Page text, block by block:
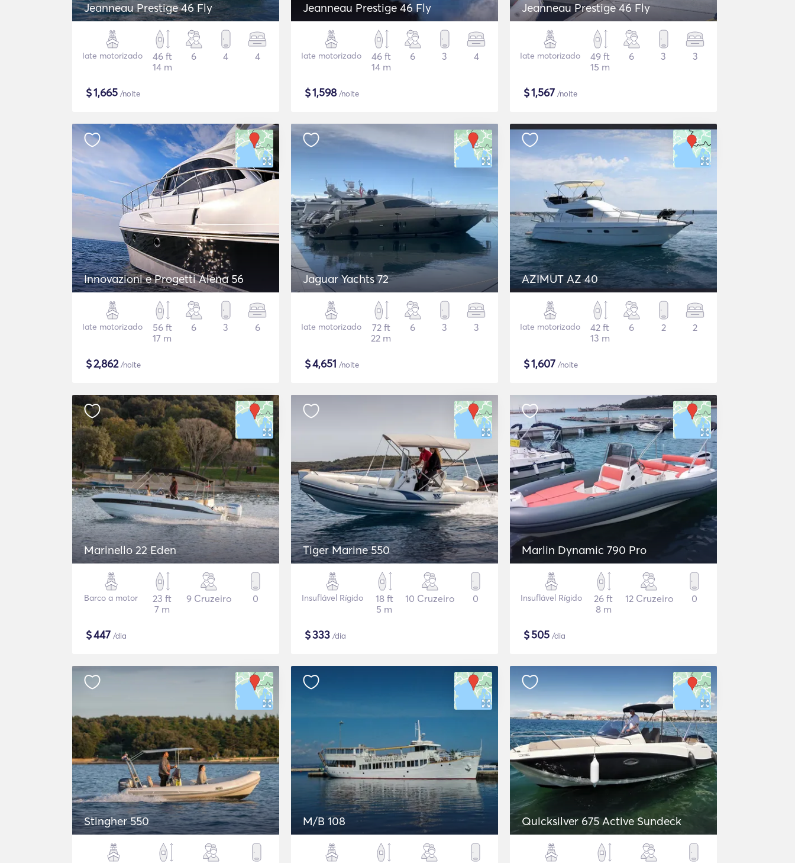
Jeanneau Prestige 46 Fly
Iate motorizado
46 ft
14 m
6 4 4
$1,665 /noite
Jeanneau Prestige 46 Fly
Iate motorizado
46 ft
14 m
6 3 4
$1,598/noite
Jeanneau Prestige 46 Fly
Iate motorizado
49 ft
15 m
6 3 3
$1,567 /noite
Innovazioni e Progetti Alena 56
Iate motorizado
56 ft
17 m
6 3 6
$2,862/noite
Jaguar Yachts 72
Iate motorizado
72 ft
22 m
6 3 3
$4,651 /noite
AZIMUT AZ 40
Iate motorizado
42 ft
13 m
6 2 2
$1,607 /noite
Marinello 22 Eden
Barco a motor
23 ft
7 m
9 Cruzeiro 0
$447 /dia
Tiger Marine 550
Insuflável Rígido
18 ft
5 m
10 Cruzeiro 0
$333 /dia
Marlin Dynamic 790 Pro
Insuflável Rígido
26 ft
8 m
12 Cruzeiro 0
$505 /dia
Stingher 550 M/B 108 Quicksilver 675 Active Sundeck